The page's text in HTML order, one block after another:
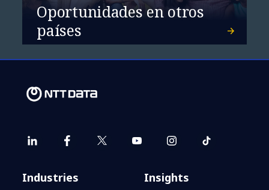
Oportunidades en otros
países
Industries
Insights